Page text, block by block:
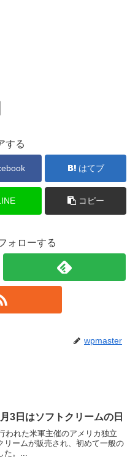
する
はてブ
コピー
ォローする
wpmaster
3日はソフトクリームの日
われた米軍主催のアメリカ独立
リームが販売され、初めて一般の
。...